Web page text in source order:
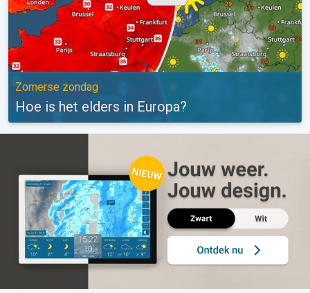
Zomerse zondag
Hoe is het elders in Europa?